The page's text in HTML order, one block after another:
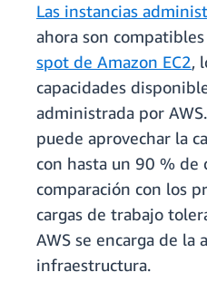
Las instancias
ahora son
spot de Amazon EC2,
capacidades
administrada por
puede aprovechar la
con hasta un 90 % de
comparación con los
cargas de trabajo
AWS se encarga de
infraestructura.